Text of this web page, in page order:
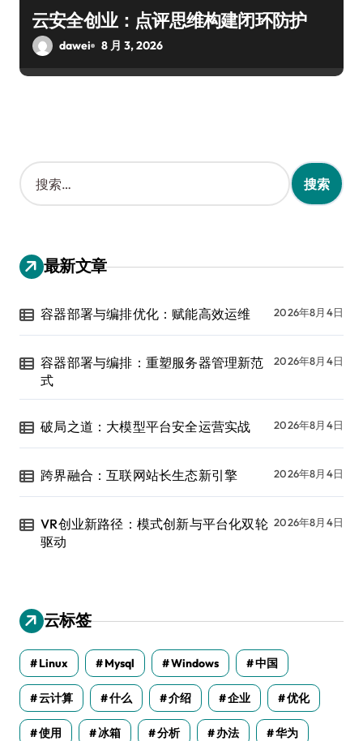
云安全创业：点评思维构建闭环防护
dawei 8 月 3, 2026
搜
索
：
最新文章
容器部署与编排优化：赋能高效运维 2026年8月4日
容器部署与编排：重塑服务器管理新范
式
2026年8月4日
破局之道：大模型平台安全运营实战 2026年8月4日
跨界融合：互联网站长生态新引擎 2026年8月4日
VR创业新路径：模式创新与平台化双轮
驱动
2026年8月4日
云标签
Linux Mysql Windows 中国
云计算 什么 介绍 企业 优化
使用 冰箱 分析 办法 华为